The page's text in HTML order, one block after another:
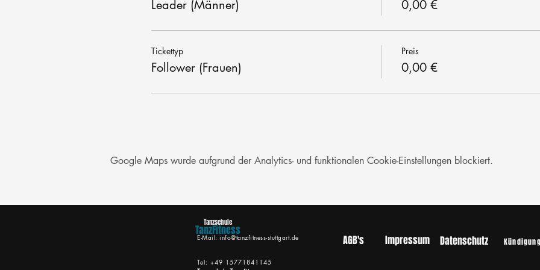
Leader (Männer) 0,00 €
Tickettyp
Follower (Frauen)
Preis
0,00 €
Google Maps wurde aufgrund der Analytics- und funktionalen Cookie-Einstellungen blockiert.
E-Mail: info@tanzfitness-stuttgart.de
Tanzschule
TanzFitness
AGB's Impressum Datenschutz Kündigung
Tel: +49 15771841145